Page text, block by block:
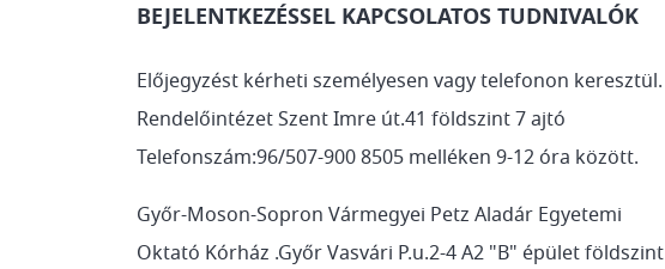
BEJELENTKEZÉSSEL KAPCSOLATOS TUDNIVALÓK
Előjegyzést kérheti személyesen vagy telefonon keresztül.
Rendelőintézet Szent Imre út.41 földszint 7 ajtó
Telefonszám:96/507-900 8505 melléken 9-12 óra között.
Győr-Moson-Sopron Vármegyei Petz Aladár Egyetemi
Oktató Kórház .Győr Vasvári P.u.2-4 A2 "B" épület földszint